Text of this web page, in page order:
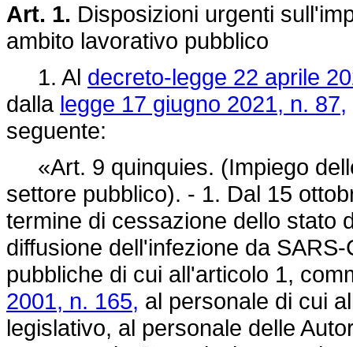
Art. 1. Disposizioni urgenti
ambito lavorativo pubblico
1. Al decreto-legge 22 aprile
dalla legge 17 giugno 2021, n. 87,
seguente:
«Art. 9 quinquies. (Impiego
settore pubblico). - 1. Dal 15
termine di cessazione dello stato
diffusione dell'infezione da
pubbliche di cui all'articolo 1,
2001, n. 165, al personale di cui
legislativo, al personale delle